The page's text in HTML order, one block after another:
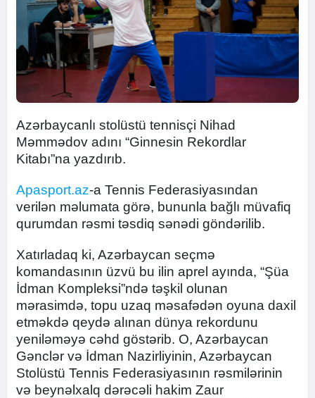
Azərbaycanlı stolüstü tennisçi Nihad
Məmmədov adını “Ginnesin Rekordlar
Kitabı”na yazdırıb.
Apasport.az-a Tennis Federasiyasından
verilən məlumata görə, bununla bağlı müvafiq
qurumdan rəsmi təsdiq sənədi göndərilib.
Xatırladaq ki, Azərbaycan seçmə
komandasının üzvü bu ilin aprel ayında, “Şüa
İdman Kompleksi”ndə təşkil olunan
mərasimdə, topu uzaq məsafədən oyuna daxil
etməkdə qeydə alınan dünya rekordunu
yeniləməyə cəhd göstərib. O, Azərbaycan
Gənclər və İdman Nazirliyinin, Azərbaycan
Stolüstü Tennis Federasiyasının rəsmilərinin
və beynəlxalq dərəcəli hakim Zaur